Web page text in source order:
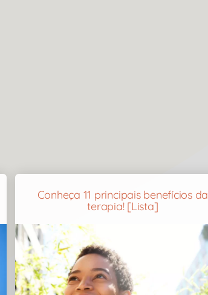
Conheça 11 principais benefícios da
terapia! [Lista]